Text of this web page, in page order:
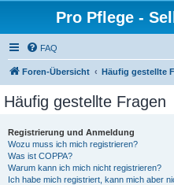
Pro Pflege -
FAQ
Foren-Übersicht Häufig gestellte
Häufig gestellte Fragen
Registrierung und Anmeldung
Wozu muss ich mich registrieren?
Was ist COPPA?
Warum kann ich mich nicht registrieren?
Ich habe mich registriert, kann mich aber